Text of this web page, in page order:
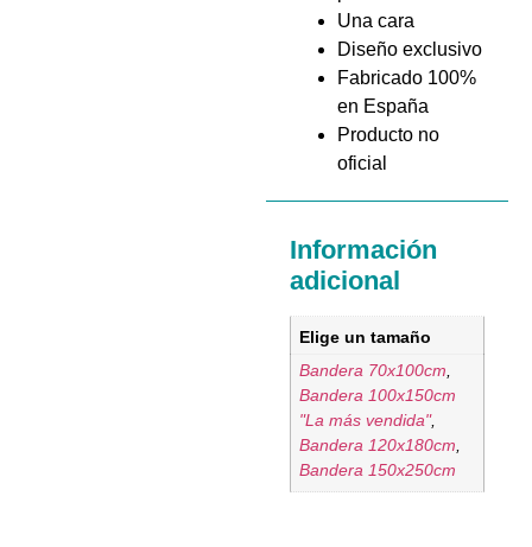
Una cara
Diseño exclusivo
Fabricado 100%
en España
Producto no
oficial
Información
adicional
Elige un tamaño
Bandera 70x100cm
Bandera 100x150cm
"La más vendida",
Bandera 120x180cm
Bandera 150x250cm